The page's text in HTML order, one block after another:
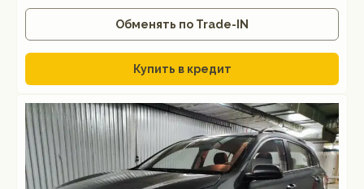
Обменять по Trade-IN
Купить в кредит